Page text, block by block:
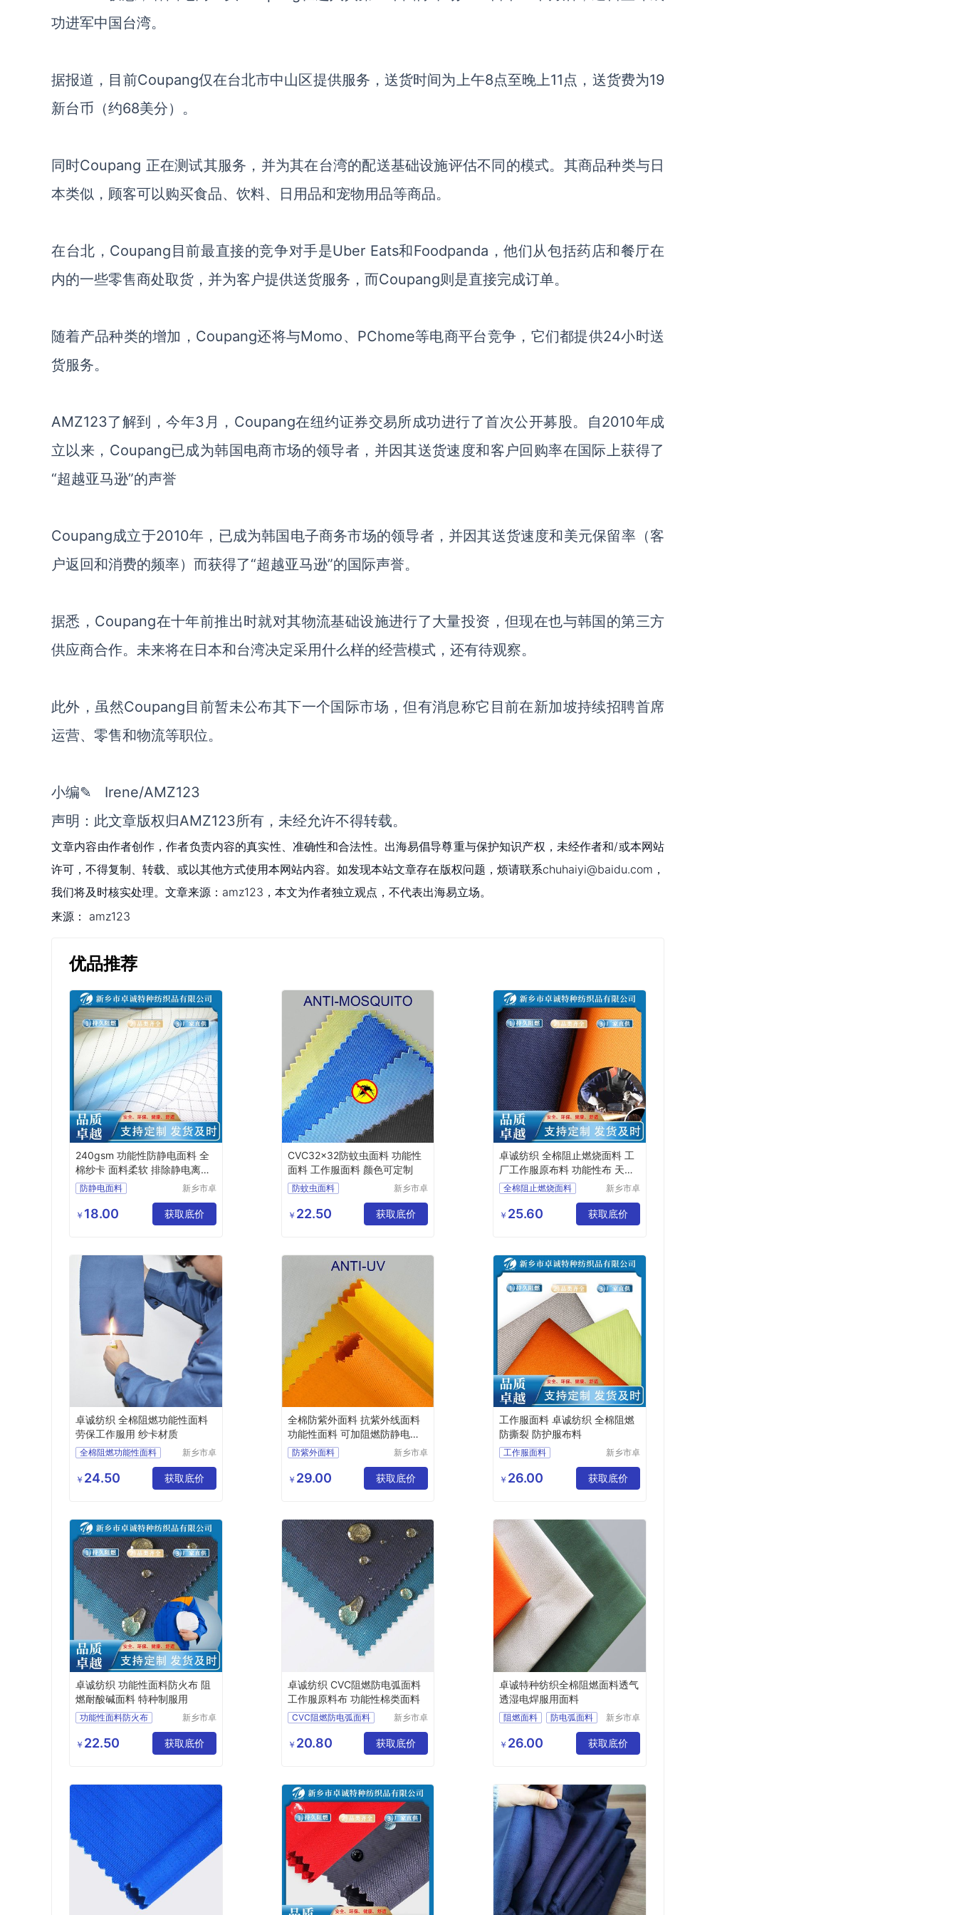
功进军中国台湾。
据报道，目前Coupang仅在台北市中山区提供服务，送货时间为上午8点至晚上11点，送货费为19
新台币（约68美分）。
同时Coupang 正在测试其服务，并为其在台湾的配送基础设施评估不同的模式。其商品种类与日
本类似，顾客可以购买食品、饮料、日用品和宠物用品等商品。
在台北，Coupang目前最直接的竞争对手是Uber Eats和Foodpanda，他们从包括药店和餐厅在
内的一些零售商处取货，并为客户提供送货服务，而Coupang则是直接完成订单。
随着产品种类的增加，Coupang还将与Momo、PChome等电商平台竞争，它们都提供24小时送
货服务。
AMZ123了解到，今年3月，Coupang在纽约证券交易所成功进行了首次公开募股。自2010年成
立以来，Coupang已成为韩国电商市场的领导者，并因其送货速度和客户回购率在国际上获得了
“超越亚马逊”的声誉
Coupang成立于2010年，已成为韩国电子商务市场的领导者，并因其送货速度和美元保留率（客
户返回和消费的频率）而获得了“超越亚马逊”的国际声誉。
据悉，Coupang在十年前推出时就对其物流基础设施进行了大量投资，但现在也与韩国的第三方
供应商合作。未来将在日本和台湾决定采用什么样的经营模式，还有待观察。
此外，虽然Coupang目前暂未公布其下一个国际市场，但有消息称它目前在新加坡持续招聘首席
运营、零售和物流等职位。
小编✎ Irene/AMZ123
声明：此文章版权归AMZ123所有，未经允许不得转载。
文章内容由作者创作，作者负责内容的真实性、准确性和合法性。出海易倡导尊重与保护知识产权，未经作者和/或本网站
许可，不得复制、转载、或以其他方式使用本网站内容。如发现本站文章存在版权问题，烦请联系chuhaiyi@baidu.com，
我们将及时核实处理。文章来源：amz123，本文为作者独立观点，不代表出海易立场。
来源： amz123
优品推荐
240gsm 功能性防静电面料 全
棉纱卡 面料柔软 排除静电离子
危害
防静电面料
全棉布
防静电布
工作服面料
新乡市卓
织品有限
公司
￥ 18.00 获取底价
CVC32x32防蚊虫面料 功能性
面料 工作服面料 颜色可定制
防蚊虫面料
多功能面料
涤棉面料
新乡市卓
织品有限
公司
￥ 22.50 获取底价
卓诚纺织 全棉阻止燃烧面料 工
厂工作服原布料 功能性布 天然
纤维棉
全棉阻止燃烧面料
功能性面料
阻燃布厂家
新乡市卓
织品有限
公司
￥ 25.60 获取底价
卓诚纺织 全棉阻燃功能性面料
劳保工作服用 纱卡材质
全棉阻燃功能性面料
阻燃布厂家
新乡市卓
织品有限
公司
￥ 24.50 获取底价
全棉防紫外面料 抗紫外线面料
功能性面料 可加阻燃防静电功
能防紫外面料
功能性面料
新乡市卓
织品有限
公司
￥ 29.00 获取底价
工作服面料 卓诚纺织 全棉阻燃
防撕裂 防护服布料
工作服面料
全棉阻燃面料
阻燃布
新乡市卓
织品有限
公司
￥ 26.00 获取底价
卓诚纺织 功能性面料防火布 阻
燃耐酸碱面料 特种制服用
功能性面料防火布
特种制服用
纯棉阻燃
新乡市卓
织品有限
公司
￥ 22.50 获取底价
卓诚纺织 CVC阻燃防电弧面料
工作服原料布 功能性棉类面料
CVC阻燃防电弧面料
功能性棉类面料
涤棉
新乡市卓
织品有限
公司
￥ 20.80 获取底价
卓诚特种纺织全棉阻燃面料透气
透湿电焊服用面料
阻燃面料
防电弧面料
阻燃布
焊工服
新乡市卓
织品有限
公司
￥ 26.00 获取底价